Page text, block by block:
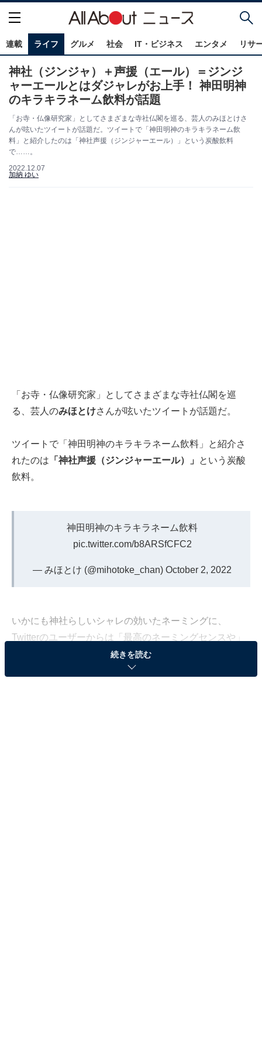
連載 ライフ グルメ 社会 IT・ビジネス エンタメ リサ
神社（ジンジャ）＋声援（エール）＝ジンジ
ャーエールとはダジャレがお上手！ 神田明神
のキラキラネーム飲料が話題
「お寺・仏像研究家」としてさまざまな寺社仏閣を巡る、芸人のみほとけさ
んが呟いたツイートが話題だ。ツイートで「神田明神のキラキラネーム飲
料」と紹介したのは「神社声援（ジンジャーエール）」という炭酸飲料
で……。
2022.12.07
加納 ゆい
「お寺・仏像研究家」としてさまざまな寺社仏閣を巡
る、芸人のみほとけさんが呟いたツイートが話題だ。
ツイートで「神田明神のキラキラネーム飲料」と紹介さ
れたのは 「神社声援（ジンジャーエール）」
という炭酸
飲料。
神田明神のキラキラネーム飲料
pic.twitter.com/b8ARSfCFC2
— みほとけ (@mihotoke_chan) October 2, 2022
いかにも神社らしいシャレの効いたネーミングに、
Twitterのユーザーからは「最高のネーミングセンスや」
「くだらないけど好き」「生姜強めで美味しいですよ
ね」など数々のコメントが寄せられている。
続きを読む